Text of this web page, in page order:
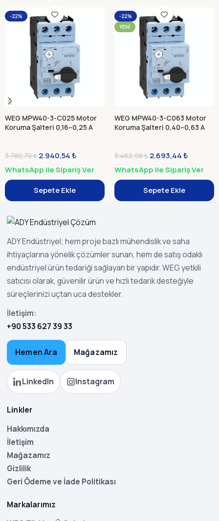
-22%
WEG MPW40-3-C025 Motor
Koruma Şalteri 0,16–0,25 A
3.780,70₺ 2.940,54₺
WhatsApp ile Sipariş Ver
Sepete Ekle
-22%
YENI
WEG MPW40-3-C063 Motor
Koruma Şalteri 0,40–0,63 A
3.462,98₺ 2.693,44₺
WhatsApp ile Sipariş Ver
Sepete Ekle
ADY Endüstriyel; hem proje bazlı mühendislik ve saha
ihtiyaçlarına yönelik çözümler sunan, hem de satış odaklı
endüstriyel ürün tedariği sağlayan bir yapıdır. WEG yetkili
satıcısı olarak, güvenilir ürün ve hızlı tedarik desteğiyle
süreçlerinizi uçtan uca destekler.
İletişim:
+90 533 627 39 33
Hemen Ara Mağazamız
LinkedIn Instagram
Linkler
Hakkımızda
İletişim
Mağazamız
Gizlilik
Geri Ödeme ve İade Politikası
Markalarımız